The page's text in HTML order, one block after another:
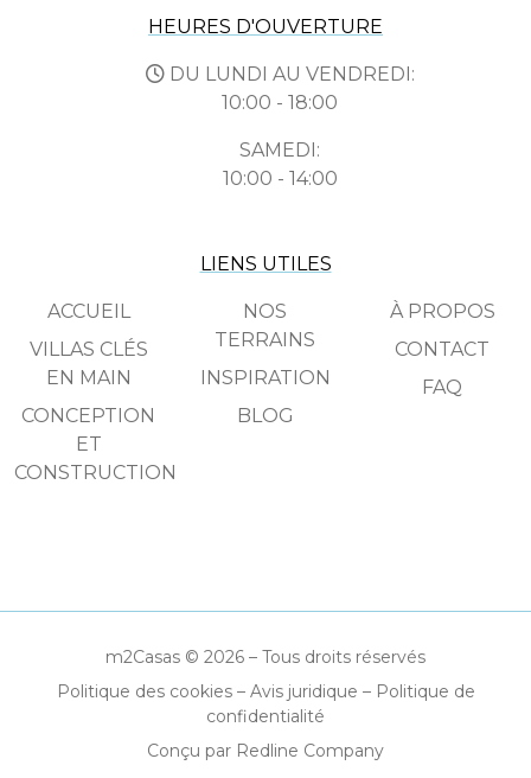
LIENS UTILES
ACCUEIL
VILLAS CLÉS
EN MAIN
CONCEPTION
ET
CONSTRUCTION
NOS
TERRAINS
INSPIRATION
BLOG
À PROPOS
CONTACT
FAQ
HEURES D'OUVERTURE
DU LUNDI AU VENDREDI:
10:00 - 18:00
SAMEDI:
10:00 - 14:00
m2Casas © 2026 – Tous droits réservés
Politique des cookies– Avis juridique – Politique de
confidentialité
Conçu par Redline Company